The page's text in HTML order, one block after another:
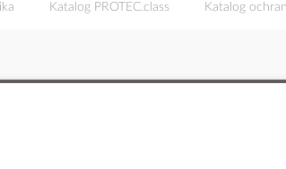
Katalog PROTEC.class Katalog